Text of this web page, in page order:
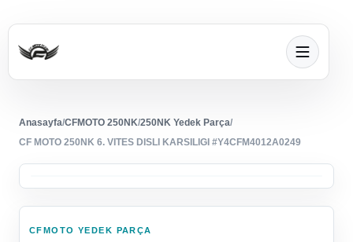
Anasayfa/CFMOTO 250NK/250NK Yedek Parça/
CF MOTO 250NK 6. VITES DISLI KARSILIGI #Y4CFM4012A0249
CFMOTO YEDEK PARÇA